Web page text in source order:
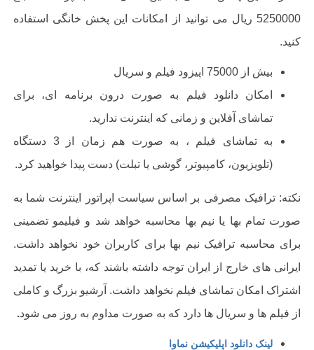
5250000 ریال می توانید از امکانات این پخش خانگی استفاده
کنید.
بیش از 75000 اپیزود فیلم و سریال
امکان دانلود فیلم به صورت درون برنامه ای، برای
تماشای آفلاین و زمانی که اینترنت ندارید.
به تماشای فیلم ، به صورت هم زمان از3 دستگاه
(تلویزیون، کامپیوتر، گوشی یا تبلت) دست پیدا خواهید کرد.
نکته: ترافیک مصرفی بر اساس سیاست اپراتور اینترنت شما به
صورت تمام بها یا نیم بها محاسبه خواهد شد و فیلیمو تضمینی
برای محاسبه ترافیک نیم بها برای کاربران خود نخواهد داشت.
ایرانی های خارج از ایران توجه داشته باشند که، با خرید یا تمدید
اشتراک امکان تماشای فیلم نخواهد داشت. آرشیو بزرگ و کاملی
از فیلم ها و سریال ها دارد که به صورت مداوم به روز می شود.
لینک دانلود اپلیکیشن نماوا